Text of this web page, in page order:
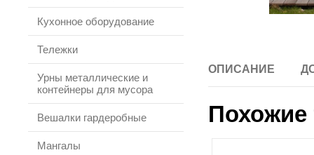
Кухонное оборудование
Тележки
Урны металлические и
контейнеры для мусора
Вешалки гардеробные
Мангалы
ОПИСАНИЕ